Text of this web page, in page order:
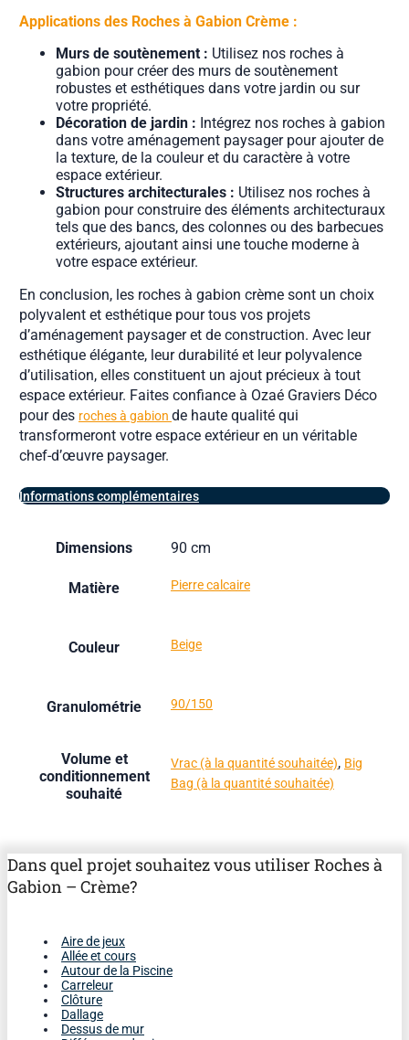
Applications des Roches à Gabion Crème :
Murs de soutènement : Utilisez nos roches à
gabion pour créer des murs de soutènement
robustes et esthétiques dans votre jardin ou sur
votre propriété.
Décoration de jardin : Intégrez nos roches à gabion
dans votre aménagement paysager pour ajouter de
la texture, de la couleur et du caractère à votre
espace extérieur.
Structures architecturales : Utilisez nos roches à
gabion pour construire des éléments architecturaux
tels que des bancs, des colonnes ou des barbecues
extérieurs, ajoutant ainsi une touche moderne à
votre espace extérieur.
En conclusion, les roches à gabion crème sont un choix
polyvalent et esthétique pour tous vos projets
d’aménagement paysager et de construction. Avec leur
esthétique élégante, leur durabilité et leur polyvalence
d’utilisation, elles constituent un ajout précieux à tout
espace extérieur. Faites confiance à Ozaé Graviers Déco
pour des roches à gabion de haute qualité qui
transformeront votre espace extérieur en un véritable
chef-d’œuvre paysager.
Informations complémentaires
Dimensions 90 cm
Matière Pierre calcaire
Couleur Beige
Granulométrie 90/150
Volume et
conditionnement
souhaité
Vrac (à la quantité souhaitée), Big
Bag (à la quantité souhaitée)
Dans quel projet souhaitez vous utiliser Roches à
Gabion – Crème?
Aire de jeux
Allée et cours
Autour de la Piscine
Carreleur
Clôture
Dallage
Dessus de mur